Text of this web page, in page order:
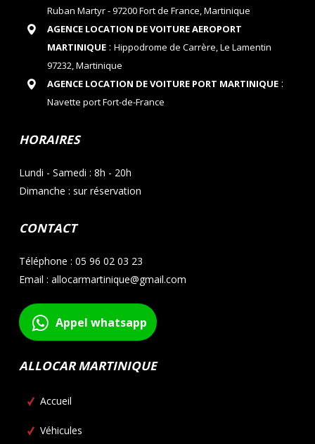
Ruban Martyr - 97200 Fort de France, Martinique
AGENCE LOCATION DE VOITURE AEROPORT
MARTINIQUE: Hippodrome de Carrère, Le Lamentin
97232, Martinique
AGENCE LOCATION DE VOITURE PORT MARTINIQUE:
Navette port Fort-de-France
HORAIRES
Lundi - Samedi : 8h - 20h
Dimanche : sur réservation
CONTACT
Téléphone : 05 96 02 03 23
Email : allocarmartinique@gmail.com
Appel whatsapp
ALLOCAR MARTINIQUE
Accueil
Véhicules